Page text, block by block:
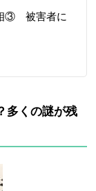
相③ 被害者に
多くの謎が残